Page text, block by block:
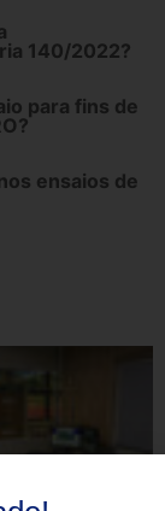
140/2022?
para fins de
ensaios de